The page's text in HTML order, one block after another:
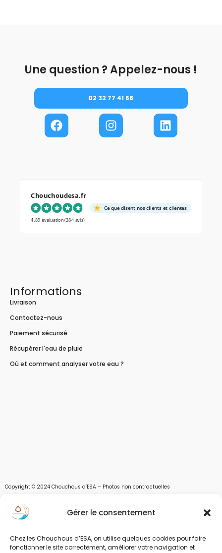
Gérer le consentement
Chez les Chouchous d’ESA, on utilise quelques cookies pour faire
fonctionner le site correctement, améliorer votre navigation et
Une question ? Appelez-nous !
02 32 77 41 68
Chouchoudesa.fr
Ce que disent nos clients et clientes
4.89 évaluation(284 avis)
Informations
Livraison
Contactez-nous
Paiement sécurisé
Récupérer l'eau de pluie
Où et comment analyser votre eau ?
Copyright © 2024 Chouchous d’ESA – Photos non contractuelles
Les chouchous d’Esa vous apportent toutes les solutions pour récupérer l’eau de
pluie, et des moyens pour stocker, filtrer, traiter et potabiliser l’eau d’un forage,
Soleil et Air nous proposons également des équipements pour décontaminer de
l’air par photocatalyse ou plasma froid et des équipements solaires.